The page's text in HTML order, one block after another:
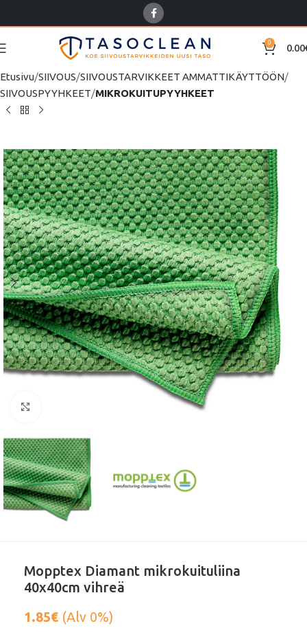
0 0.00
Etusivu SIIVOUS SIIVOUSTARVIKKEET AMMATTIKÄYTTÖÖN
SIIVOUSPYYHKEET MIKROKUITUPYYHKEET
Mopptex Diamant mikrokuituliina
40x40cm vihreä
1.85€ (Alv 0%)